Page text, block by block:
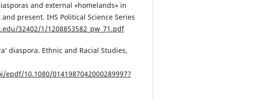
and external «homelands» in
present. IHS Political Science Series
32402/1/1208853582_pw_71.pdf
diaspora. Ethnic and Racial Studies,
10.1080/0141987042000289997?